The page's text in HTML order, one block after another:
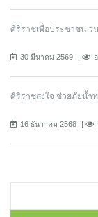
ศิริราชเพื่อประชาชน ว
30 มีนาคม 2569
ศิริราชส่งใจ ช่วยภัยน้ำ
16 ธันวาคม 2568